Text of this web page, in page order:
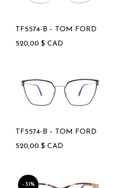
TF5574-B – TOM FORD
520,00 $ CAD
TF5574-B – TOM FORD
520,00 $ CAD
31%